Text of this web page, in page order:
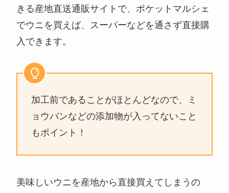
きる産地直送通販サイトで、ポケットマルシェ
でウニを買えば、スーパーなどを通さず直接購
入できます。
加工前であることがほとんどなので、ミ
ョウバンなどの添加物が入ってないこと
もポイント！
美味しいウニを産地から直接買えてしまうの